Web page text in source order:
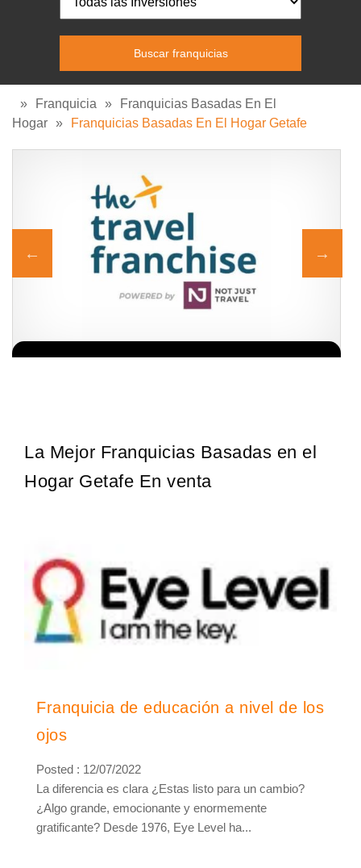
» Franquicia »
Franquicias Basadas En El
Hogar » Franquicias Basadas En El Hogar Getafe
La Mejor Franquicias Basadas en el
Hogar Getafe En venta
Franquicia de educación a nivel de los
ojos
Posted : 12/07/2022
La diferencia es clara ¿Estas listo para un cambio?
¿Algo grande, emocionante y enormemente
gratificante? Desde 1976, Eye Level ha...